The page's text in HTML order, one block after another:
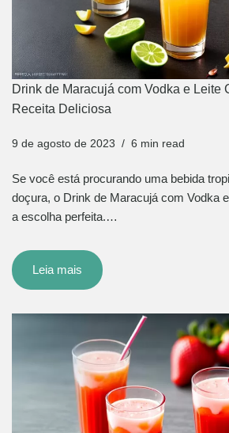
Drink de Maracujá com Vodka e Leite
Receita Deliciosa
9 de agosto de 2023 6 min read
Se você está procurando uma bebida
doçura, o Drink de Maracujá com Vodka
a escolha perfeita.…
Leia mais